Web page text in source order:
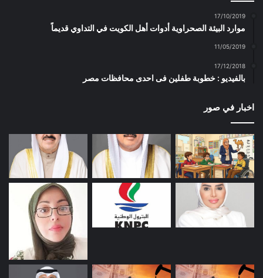
17/10/2019
موارد البيئة الصحراوية أدوات أهل الكويت في التداوي قديماً
11/05/2019
17/12/2018
بالفيديو : خطوبة طفلين فى احدى محافظات مصر
اخبار في صور